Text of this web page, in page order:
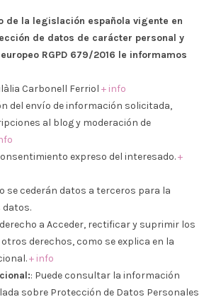
de la legislación española vigente en
de datos de carácter personal y
RGPD 679/2016 le informamos
Carbonell Ferriol + info
del envío de información solicitada,
al blog y moderación de
expreso del interesado.+
se cederán datos a terceros para la
datos.
derecho a Acceder, rectificar y suprimir los
derechos, como se explica en la
+ info
: Puede consultar la información
sobre Protección de Datos Personales